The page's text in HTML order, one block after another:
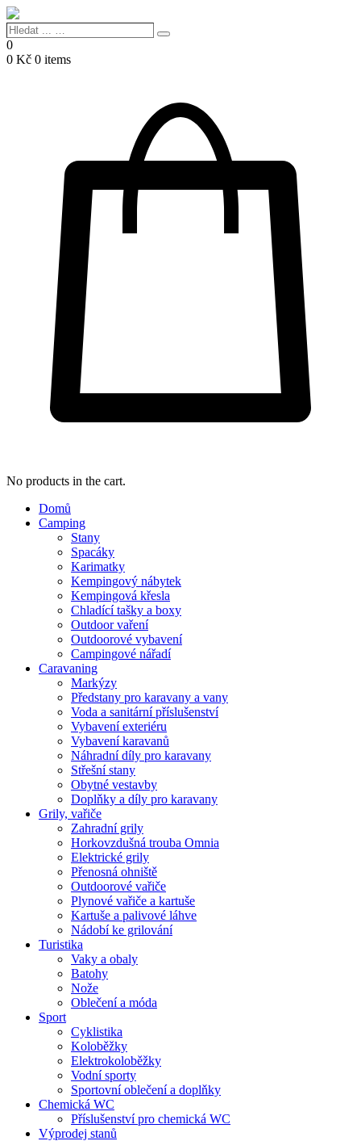
Hledat
...
…
Search
0
0 Kč 0 items
No products in the cart.
Domů
Camping
Stany
Spacáky
Karimatky
Kempingový nábytek
Kempingová křesla
Chladící tašky a boxy
Outdoor vaření
Outdoorové vybavení
Campingové nářadí
Caravaning
Markýzy
Předstany pro karavany a vany
Voda a sanitární příslušenství
Vybavení exteriéru
Vybavení karavanů
Náhradní díly pro karavany
Střešní stany
Obytné vestavby
Doplňky a díly pro karavany
Grily, vařiče
Zahradní grily
Horkovzdušná trouba Omnia
Elektrické grily
Přenosná ohniště
Outdoorové vařiče
Plynové vařiče a kartuše
Kartuše a palivové láhve
Nádobí ke grilování
Turistika
Vaky a obaly
Batohy
Nože
Oblečení a móda
Sport
Cyklistika
Koloběžky
Elektrokoloběžky
Vodní sporty
Sportovní oblečení a doplňky
Chemická WC
Příslušenství pro chemická WC
Výprodej stanů